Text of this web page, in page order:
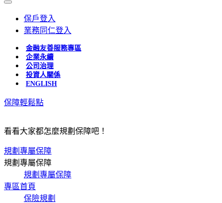
保戶登入
業務同仁登入
金融友善服務專區
企業永續
公司治理
投資人關係
ENGLISH
保障輕鬆點
看看大家都怎麼規劃保障吧！
規劃專屬保障
規劃專屬保障
規劃專屬保障
專區首頁
保險規劃